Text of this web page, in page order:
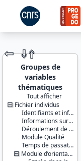
JEU DE
DONNÉES
⇦ ⇮⇮
Groupes de
variables
thématiques
Tout afficher
Fichier individus
Identifiants et informations géographiques
Informations sur le ménage
Déroulement de l’enquête
Module Qualité
Temps de passation
Module d’orientation
Identifiants :